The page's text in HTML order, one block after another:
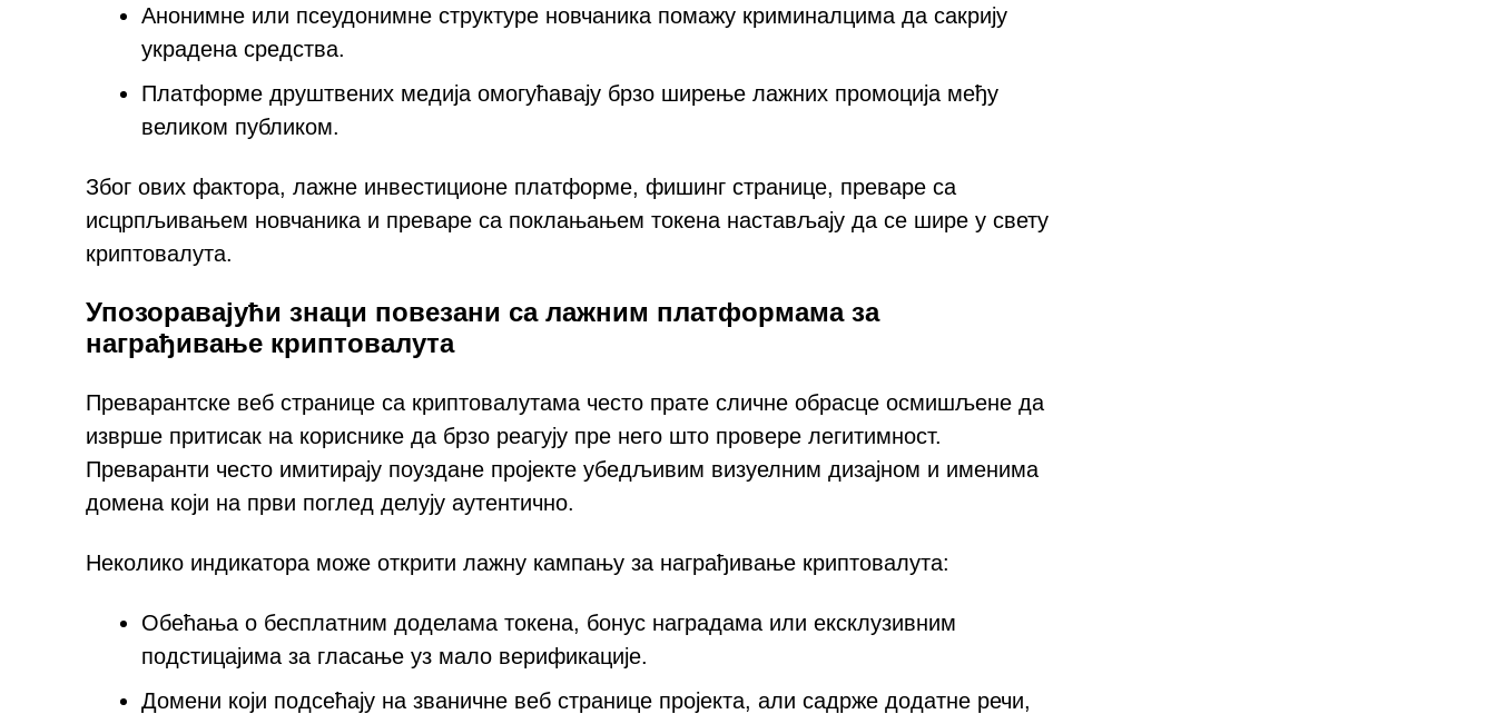
Анонимне или псеудонимне структуре новчаника помажу криминалцима да сакрију
украдена средства.
Платформе друштвених медија омогућавају брзо ширење лажних промоција међу
великом публиком.
Због ових фактора, лажне инвестиционе платформе, фишинг странице, преваре са
исцрпљивањем новчаника и преваре са поклањањем токена настављају да се шире у свету
криптовалута.
Упозоравајући знаци повезани са лажним платформама за
награђивање криптовалута
Преварантске веб странице са криптовалутама често прате сличне обрасце осмишљене да
изврше притисак на кориснике да брзо реагују пре него што провере легитимност.
Преваранти често имитирају поуздане пројекте убедљивим визуелним дизајном и именима
домена који на први поглед делују аутентично.
Неколико индикатора може открити лажну кампању за награђивање криптовалута:
Обећања о бесплатним доделама токена, бонус наградама или ексклузивним
подстицајима за гласање уз мало верификације.
Домени који подсећају на званичне веб странице пројекта, али садрже додатне речи,